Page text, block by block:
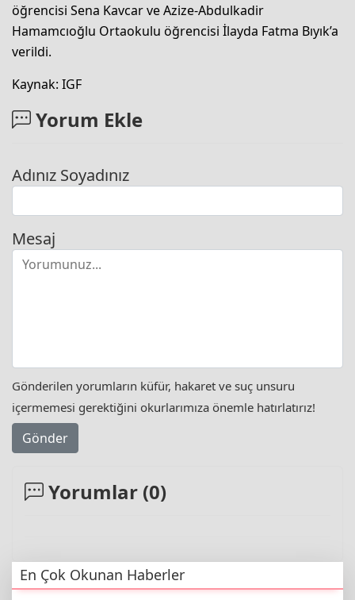
öğrencisi Sena Kavcar ve Azize-Abdulkadir
Hamamcıoğlu Ortaokulu öğrencisi İlayda Fatma Bıyık’a
verildi.
Kaynak: IGF
Yorum Ekle
Adınız Soyadınız
Mesaj
Gönderilen yorumların küfür, hakaret ve suç unsuru
içermemesi gerektiğini okurlarımıza önemle hatırlatırız!
Gönder
Yorumlar (0)
En Çok Okunan Haberler